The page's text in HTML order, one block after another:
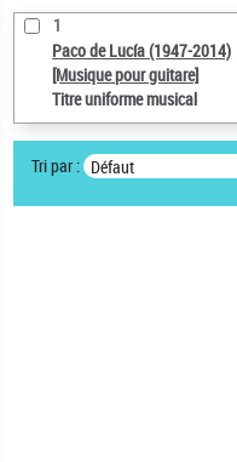
1
Paco de Lucía (1947-2014)
[Musique pour guitare]
Titre uniforme musical
Tri par : Défaut